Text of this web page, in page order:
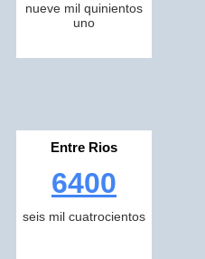
nueve mil quinientos
uno
Entre Rios
6400
seis mil cuatrocientos